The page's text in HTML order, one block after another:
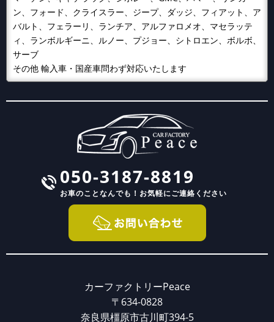
ン、フォード、クライスラー、ジープ、ダッジ、フィアット、ア
バルト、フェラーリ、ランチア、アルファロメオ、マセラッテ
ィ、ランボルギーニ、ルノー、プジョー、シトロエン、ボルボ、
サーブ
その他 輸入車・国産車問わず対応いたします
050-3187-8819
お車のことなんでも！ お気軽にご連絡ください
カーファクトリーPeace
〒634-0828
奈良県橿原市古川町394-5